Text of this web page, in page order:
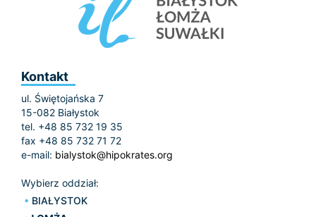
Kontakt
ul. Świętojańska 7
15-082 Białystok
tel. +48 85 732 19 35
fax +48 85 732 71 72
e-mail: bialystok@hipokrates.org
Wybierz oddział:
BIAŁYSTOK